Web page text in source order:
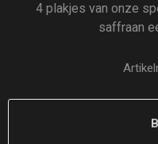
4 plakjes van onze
saffraan